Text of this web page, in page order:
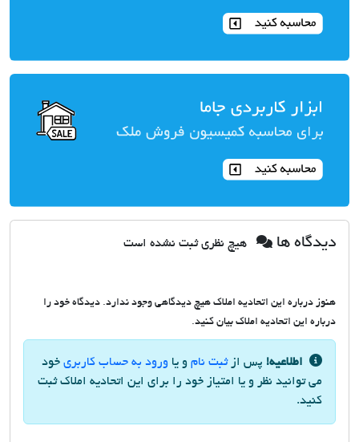
دیدگاه ها هیچ نظری ثبت نشده است
هنوز درباره این اتحادیه املاک هیچ دیدگاهی وجود ندارد. دیدگاه خود را
درباره این اتحادیه املاک بیان کنید.
اطلاعیه! پس ازثبت نام و یا ورود به حساب کاربری خود
می توانید نظر و یا امتیاز خود را برای این اتحادیه املاک ثبت
کنید.